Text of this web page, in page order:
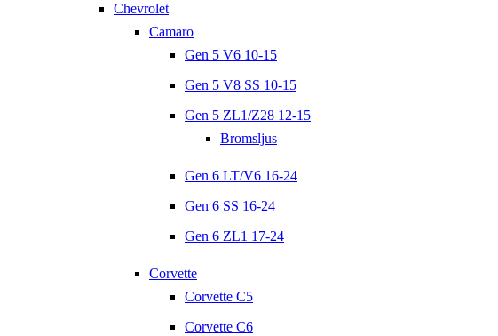
Chevrolet
Camaro
Gen 5 V6 10-15
Gen 5 V8 SS 10-15
Gen 5 ZL1/Z28 12-15
Bromsljus
Gen 6 LT/V6 16-24
Gen 6 SS 16-24
Gen 6 ZL1 17-24
Corvette
Corvette C5
Corvette C6